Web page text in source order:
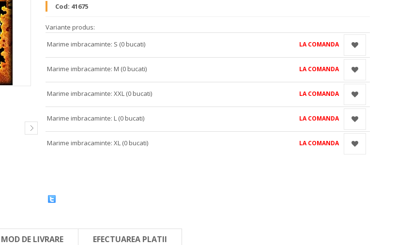
Cod: 41675
Variante produs:
Marime imbracaminte: S (0 bucati)
LA COMANDA
Marime imbracaminte: M (0 bucati) LA COMANDA
Marime imbracaminte: XXL (0 bucati) LA COMANDA
Marime imbracaminte: L (0 bucati) LA COMANDA
Marime imbracaminte: XL (0 bucati) LA COMANDA
MOD DE LIVRARE EFECTUAREA PLATII